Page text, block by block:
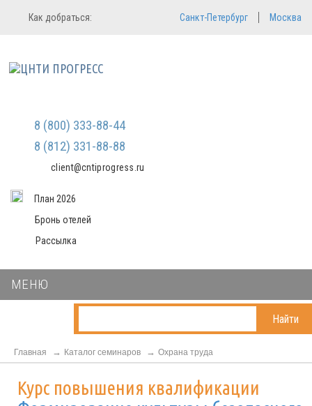
Регистрация
Мы не передаем ваши данные
третьим лицам и не рассылаем
Вход в систему
Как добраться: Санкт-Петербург Москва
8 (800) 333-88-44
8 (812) 331-88-88
client@cntiprogress.ru
План 2026
Бронь отелей
Рассылка
МЕНЮ
Найти
Главная Каталог семинаров Охрана труда
Курс повышения квалификации